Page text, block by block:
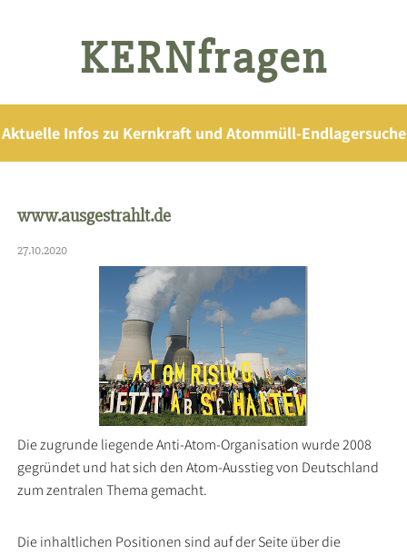
KERNfragen
Aktuelle Infos zu Kernkraft und Atommüll-Endlagersuche
www.ausgestrahlt.de
27.10.2020
Die zugrunde liegende Anti-Atom-Organisation wurde 2008
gegründet und hat sich den Atom-Ausstieg von Deutschland
zum zentralen Thema gemacht.
Die inhaltlichen Positionen sind auf der Seite über die